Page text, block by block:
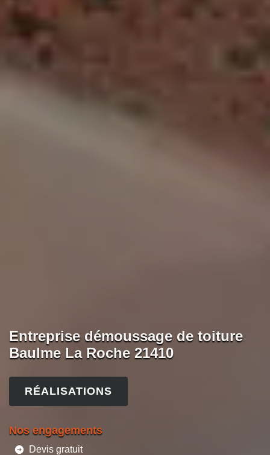
Entreprise démoussage de toiture
Baulme La Roche 21410
RÉALISATIONS
Nos engagements
Devis gratuit